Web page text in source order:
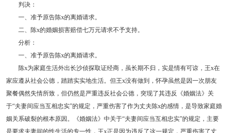
判决：
一、准予原告陈x的离婚请求。
二、陈x的婚姻损害赔偿七万元请求不予支持。
分析：
一、准予原告陈x的离婚请求。
陈x为家庭生活外出长沙侦探取证经商，虽长期不归，实是情有可谅，王x在
家应遵从社会公德，踏踏实实地生活。但王x没有做到，怀孕虽然是因一次朋友
聚餐偶然失情所致，但仍然是严重违反社会公德，突现了其违反《婚姻法》关
于“夫妻间应当互相忠实”的规定，严重伤害了作为丈夫陈x的感情，是导致家庭婚
姻关系破裂的根本原因。《婚姻法》中关于“夫妻间应当互相忠实”的规定，主要
是要求夫妻间的性生活的专一性，王x正是因为违反了这一规定，严重伤害了丈